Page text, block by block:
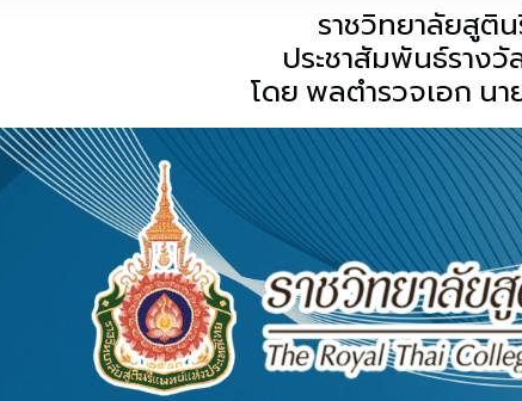
ราชวิทยาลัยสูติ
ประชาสัมพันธ์ราง
โดย พลตำรวจเอก น